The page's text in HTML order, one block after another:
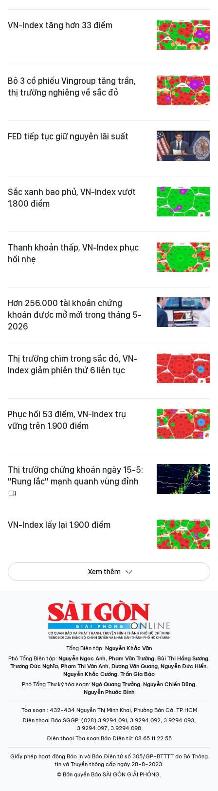
VN-Index tăng hơn 33 điểm
Bộ 3 cổ phiếu Vingroup tăng trần,
thị trường nghiêng về sắc đỏ
FED tiếp tục giữ nguyên lãi suất
Sắc xanh bao phủ, VN-Index vượt
1.800 điểm
Thanh khoản thấp, VN-Index phục
hồi nhẹ
Hơn 256.000 tài khoản chứng
khoán được mở mới trong tháng 5-
2026
Thị trường chìm trong sắc đỏ, VN-
Index giảm phiên thứ 6 liên tục
Phục hồi 53 điểm, VN-Index trụ
vững trên 1.900 điểm
Thị trường chứng khoán ngày 15-5:
"Rung lắc" mạnh quanh vùng đỉnh
VN-Index lấy lại 1.900 điểm
Xem thêm
Tổng Biên tập: Nguyễn Khắc Văn
Phó Tổng Biên tập: Nguyễn Ngọc Anh, Phạm Văn Trường, Bùi Thị Hồng Sương,
Trương Đức Nghĩa, Phạm Thị Vân Anh, Dương Văn Quang, Nguyễn Đức Hiển,
Nguyễn Khắc Cường, Trần Gia Bảo
Phó Tổng Thư ký tòa soạn: Ngô Quang Trưởng, Nguyễn Chiến Dũng,
Nguyễn Phước Bình
Tòa soạn : 432-434 Nguyễn Thị Minh Khai, Phường Bàn Cờ, TP.HCM
Điện thoại Báo SGGP: (028) 3.9294.091, 3.9294.092, 3.9294.093,
3.9294.097, 3.9294.098
Điện thoại Tòa soạn Báo Điện tử: 08 65 11 22 55
Giấy phép hoạt động Báo in và Báo Điện tử số 305/GP-BTTTT do Bộ Thông
tin và Truyền thông cấp ngày 28-8-2023.
© Bản quyền Báo SÀI GÒN GIẢI PHÓNG.